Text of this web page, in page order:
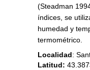
(Steadman
índices, se
humedad y
termométrico.
Localidad:
Latitud: